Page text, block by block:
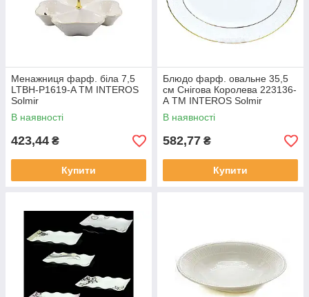
Менажниця фарф. біла 7,5
LTBH-P1619-A ТМ INTEROS
Solmir
В наявності
423,44 ₴
Купити
Блюдо фарф. овальне 35,5
см Снігова Королева 223136-
А ТМ INTEROS Solmir
В наявності
582,77 ₴
Купити